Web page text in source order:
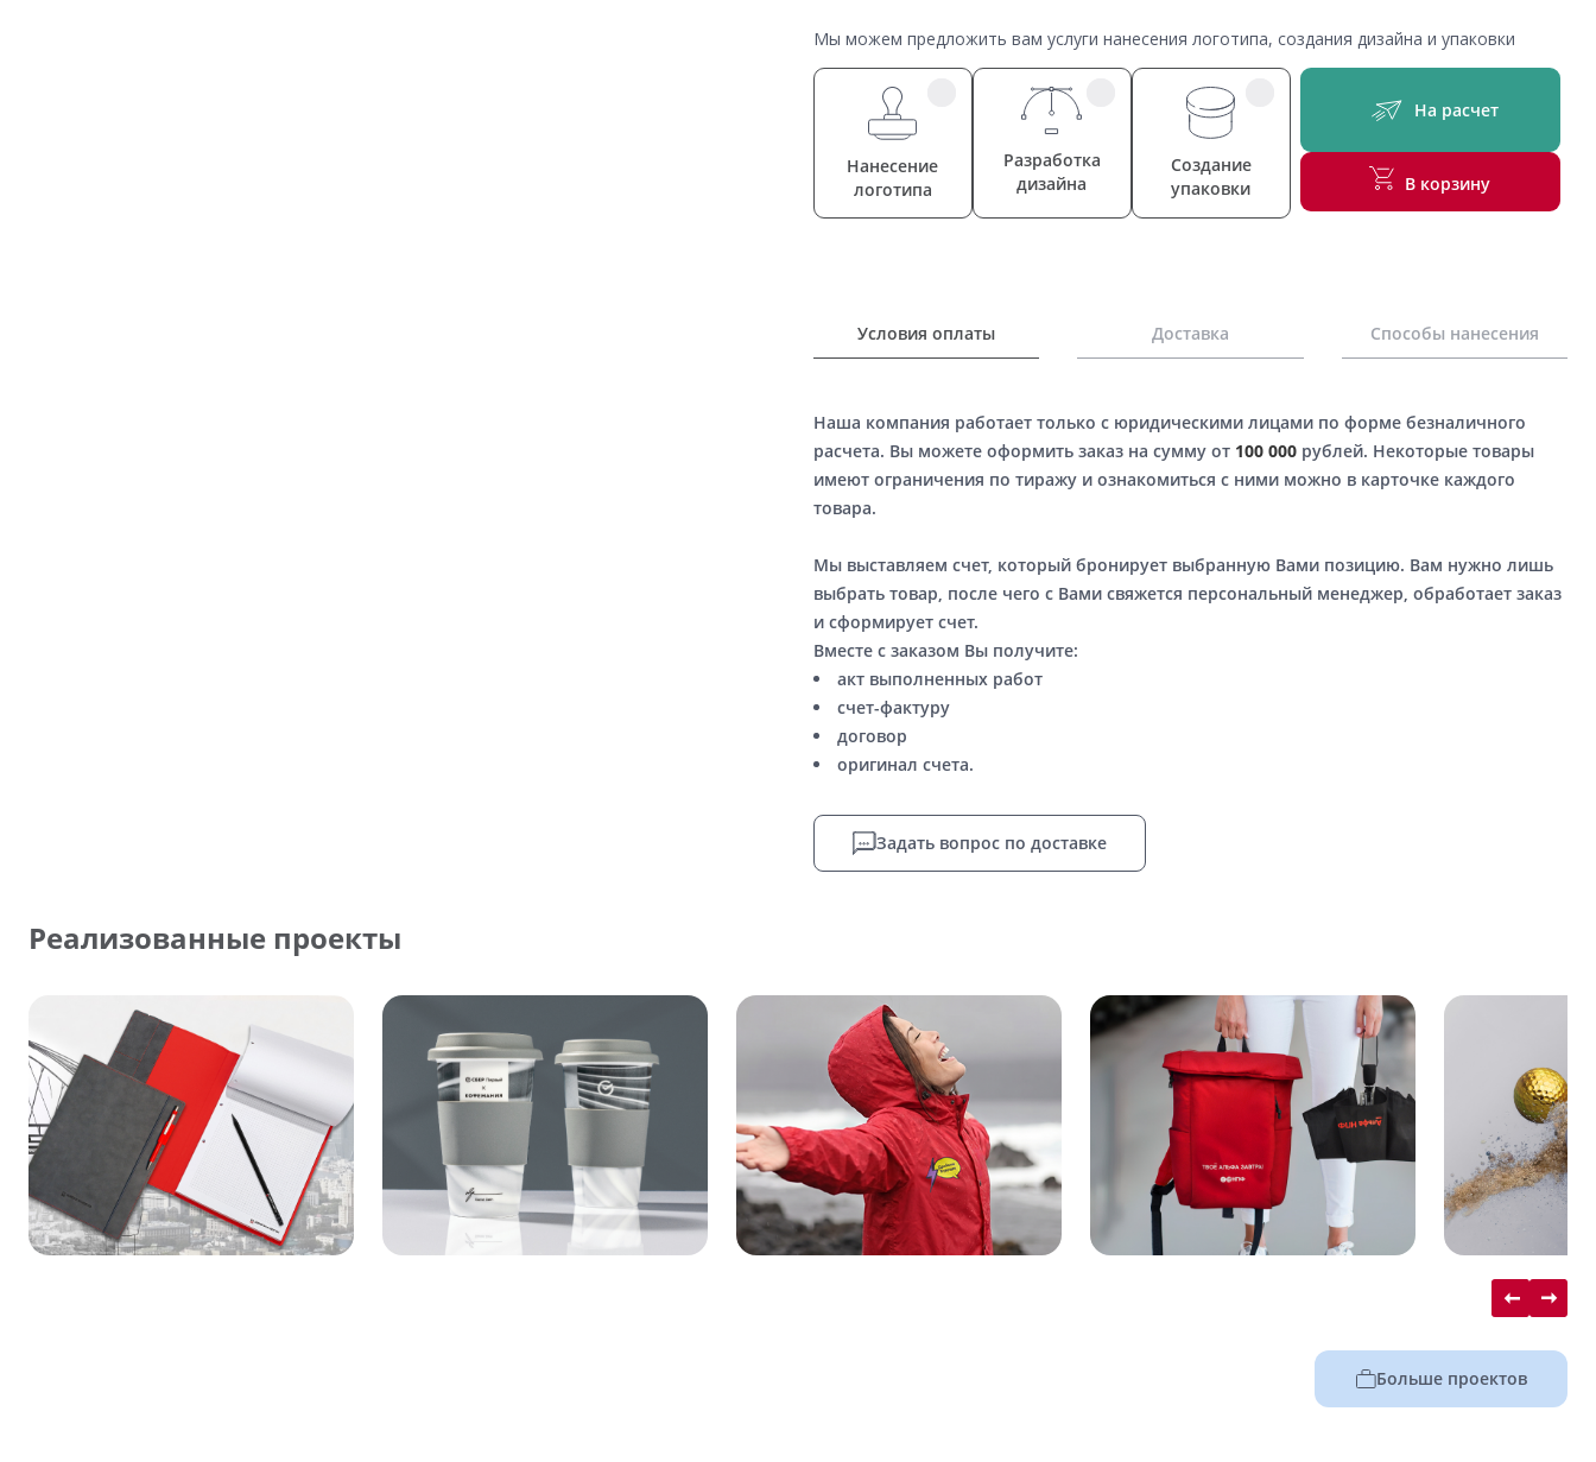
Мы можем предложить вам услуги нанесения логотипа, создания дизайна и упаковки
Нанесение
логотипа
Разработка
дизайна
Создание
упаковки
На расчет
В корзину
Условия оплаты Доставка Способы нанесения
Наша компания работает только с юридическими лицами по форме безналичного
расчета. Вы можете оформить заказ на сумму от 100 000рублей. Некоторые товары
имеют ограничения по тиражу и ознакомиться с ними можно в карточке каждого
товара.
Мы выставляем счет, который бронирует выбранную Вами позицию. Вам нужно лишь
выбрать товар, после чего с Вами свяжется персональный менеджер, обработает заказ
и сформирует счет.
Вместе с заказом Вы получите:
акт выполненных работ
счет-фактуру
договор
оригинал счета.
Задать вопрос по доставке
Реализованные проекты
Больше проектов